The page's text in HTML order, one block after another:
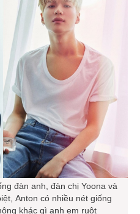
đàn anh, đàn chị Yoona và
Anton có nhiều nét giống
khác gì anh em ruột